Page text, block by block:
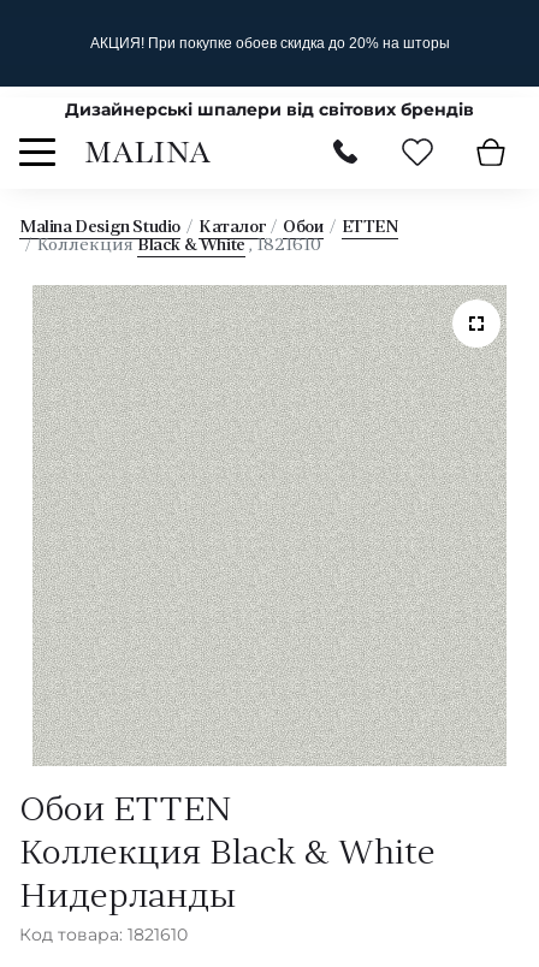
АКЦИЯ! При покупке обоев скидка до 20% на шторы
Дизайнерські шпалери від світових брендів
Malina Design Studio Каталог Обои
ETTEN
Коллекция Black & White , 1821610
Обои ETTEN
Коллекция Black & White
Нидерланды
Код товара: 1821610